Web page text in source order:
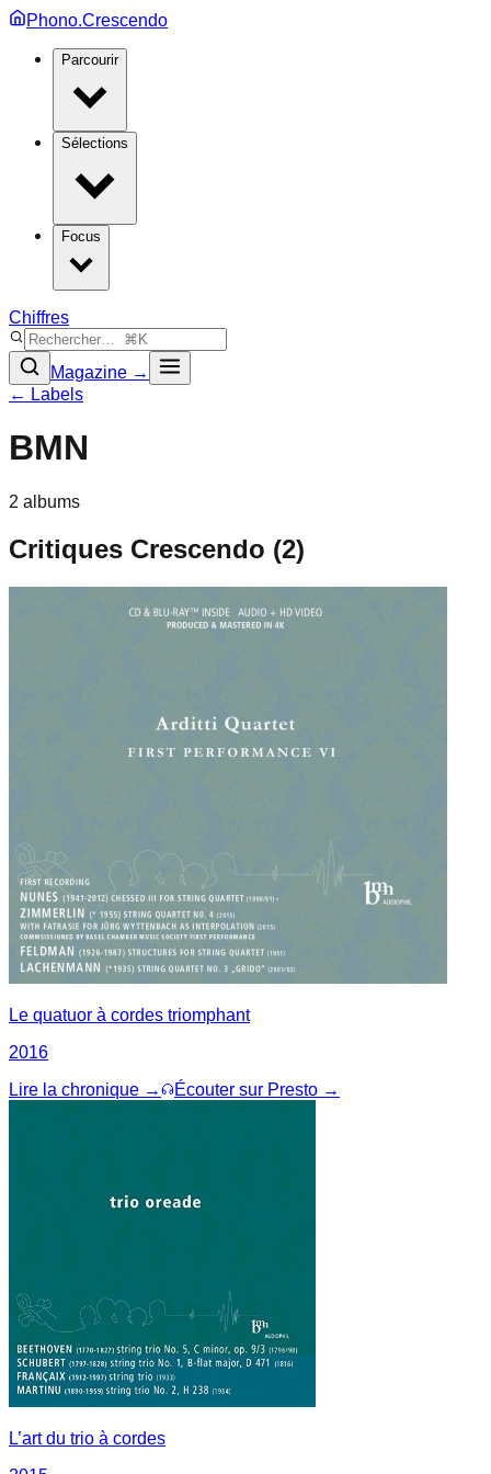
Phono.Crescendo
Parcourir
Sélections
Focus
Chiffres
Magazine →
← Labels
BMN
2 albums
Critiques Crescendo (2)
Le quatuor à cordes triomphant
2016
Lire la chronique →
Écouter sur Presto →
L’art du trio à cordes